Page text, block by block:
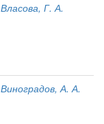
Власова, Г. А.
Виноградов, А. А.